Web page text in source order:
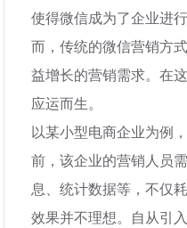
使得微信成为了企业进
而，传统的微信营销方
益增长的营销需求。在
应运而生。
以某小型电商企业为例
前，该企业的营销人员
息、统计数据等，不仅
效果并不理想。自从引